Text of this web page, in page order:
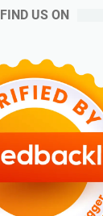
FIND US ON